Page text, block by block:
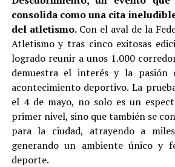
consolida como una cita
del atletismo.Con el aval de la
Atletismo y tras cinco exitosas
logrado reunir a unos 1.000
demuestra el interés y la pasión
acontecimiento deportivo. La
el 4 de mayo, no solo es un
primer nivel, sino que también se
para la ciudad, atrayendo a
generando un ambiente único y
deporte.